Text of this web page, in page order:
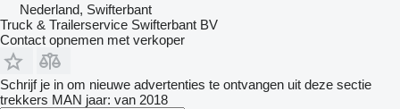
Nederland, Swifterbant
Truck & Trailerservice Swifterbant BV
Contact opnemen met verkoper
Schrijf je in om nieuwe advertenties te ontvangen uit deze sectie
trekkers MAN jaar: van 2018